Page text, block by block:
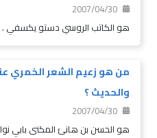
2007/04/30
هو الكاتب الروسي دستو يكسفي .
من هو زعيم الشعر الخمري
والحديث ؟
2007/04/30
هو الحسن بن هانئ المكنى بابي